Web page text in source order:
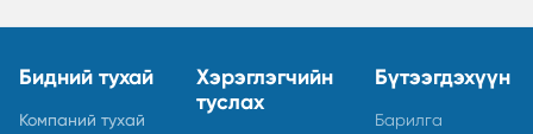
Бидний тухай
Компаний тухай
Хэрэглэгчийн
туслах
Бүтээгдэхүүн
Барилга